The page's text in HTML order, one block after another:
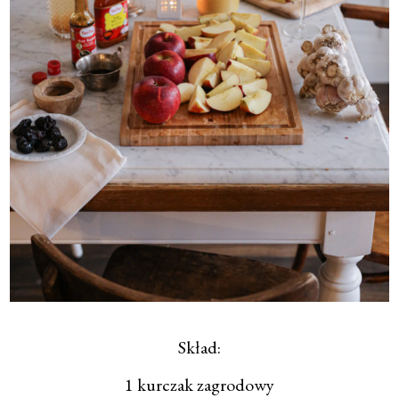
Skład:
1 kurczak zagrodowy